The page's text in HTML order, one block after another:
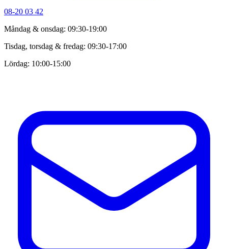
08-20 03 42
Måndag & onsdag: 09:30-19:00
Tisdag, torsdag & fredag: 09:30-17:00
Lördag: 10:00-15:00